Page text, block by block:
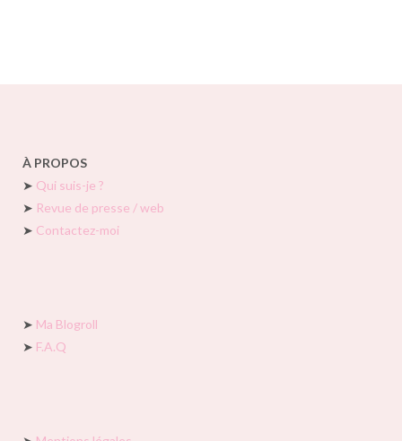
À PROPOS
➤ Qui suis-je ?
➤ Revue de presse / web
➤ Contactez-moi
➤ Ma Blogroll
➤ F.A.Q